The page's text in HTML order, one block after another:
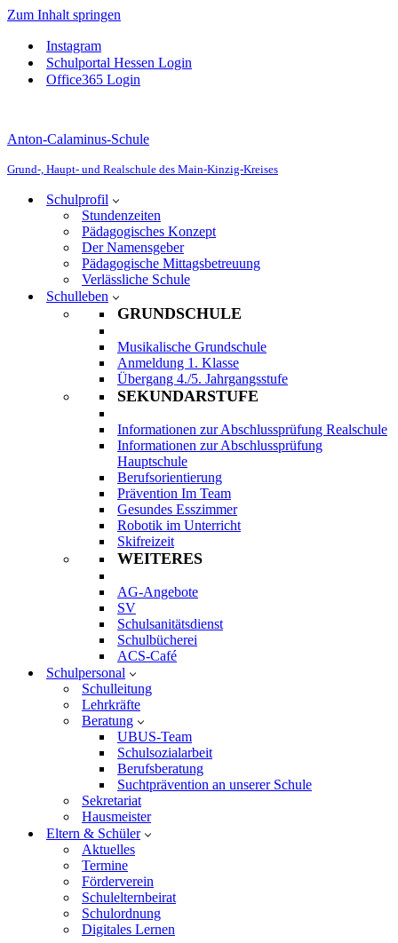
Zum Inhalt springen
Instagram
Schulportal Hessen Login
Office365 Login
Anton-Calaminus-Schule
Grund-, Haupt- und Realschule des Main-Kinzig-Kreises
Schulprofil
Stundenzeiten
Pädagogisches Konzept
Der Namensgeber
Pädagogische Mittagsbetreuung
Verlässliche Schule
Schulleben
GRUNDSCHULE
Musikalische Grundschule
Anmeldung 1. Klasse
Übergang 4./5. Jahrgangsstufe
SEKUNDARSTUFE
Informationen zur Abschlussprüfung Realschule
Informationen zur Abschlussprüfung
Hauptschule
Berufsorientierung
Prävention Im Team
Gesundes Esszimmer
Robotik im Unterricht
Skifreizeit
WEITERES
AG-Angebote
SV
Schulsanitätsdienst
Schulbücherei
ACS-Café
Schulpersonal
Schulleitung
Lehrkräfte
Beratung
UBUS-Team
Schulsozialarbeit
Berufsberatung
Suchtprävention an unserer Schule
Sekretariat
Hausmeister
Eltern & Schüler
Aktuelles
Termine
Förderverein
Schulelternbeirat
Schulordnung
Digitales Lernen